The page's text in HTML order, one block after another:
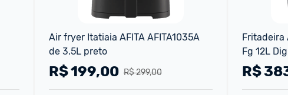
Air fryer Itatiaia AFITA AFITA1035A
de 3.5L preto
R$ 299,00
R$199,00
Fritadeira
Fg 12L
R$